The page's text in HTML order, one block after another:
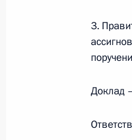
28
3.
Доклад